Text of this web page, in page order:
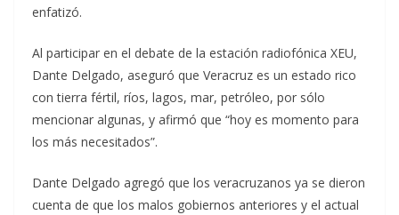
enfatizó.
Al participar en el debate de la estación radiofónica XEU,
Dante Delgado, aseguró que Veracruz es un estado rico
con tierra fértil, ríos, lagos, mar, petróleo, por sólo
mencionar algunas, y afirmó que “hoy es momento para
los más necesitados”.
Dante Delgado agregó que los veracruzanos ya se dieron
cuenta de que los malos gobiernos anteriores y el actual